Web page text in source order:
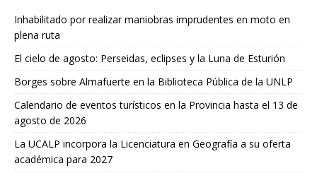
Inhabilitado por realizar maniobras imprudentes en moto en
plena ruta
El cielo de agosto: Perseidas, eclipses y la Luna de Esturión
Borges sobre Almafuerte en la Biblioteca Pública de la UNLP
Calendario de eventos turísticos en la Provincia hasta el 13 de
agosto de 2026
La UCALP incorpora la Licenciatura en Geografía a su oferta
académica para 2027